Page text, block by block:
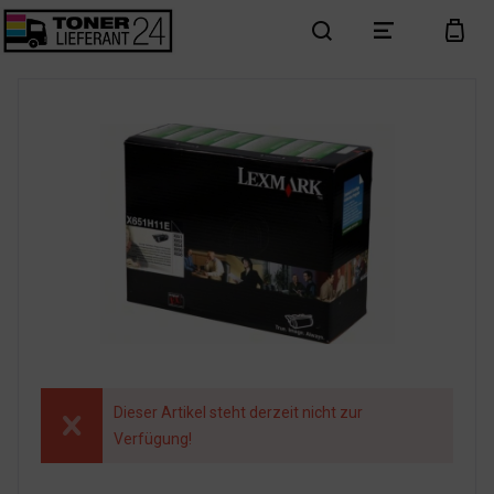
search menu cart
Dieser Artikel steht derzeit nicht zur
Verfügung!